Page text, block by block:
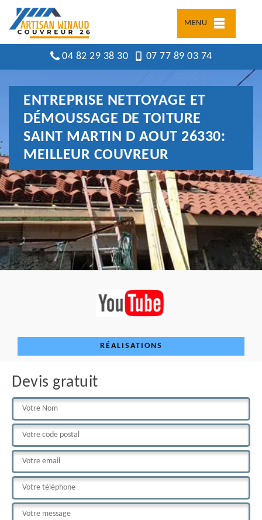
MENU
04 82 29 38 30 07 77 89 03 74
ENTREPRISE NETTOYAGE ET
DÉMOUSSAGE DE TOITURE
SAINT MARTIN D AOUT 26330:
MEILLEUR COUVREUR
RÉALISATIONS
Devis gratuit